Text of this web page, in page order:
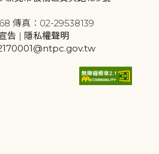
傳真：02-29538139
告 | 隱私權聲明